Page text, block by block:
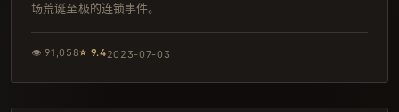
场荒诞至极的连锁事件。
👁91,058⭐ 9.42023-07-03